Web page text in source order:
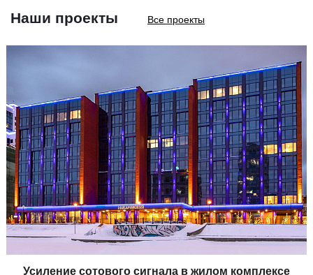
Наши проекты Все проекты
Усиление сотового сигнала в жилом комплексе